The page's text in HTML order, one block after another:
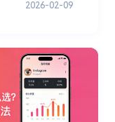
2026-02-09